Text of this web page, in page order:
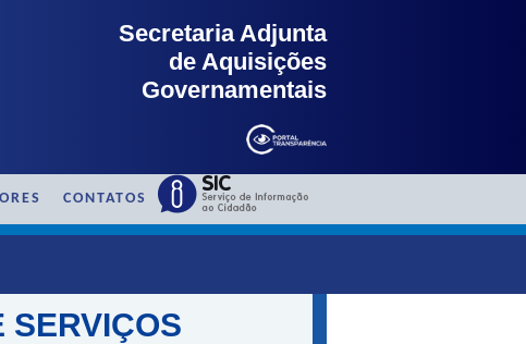
Secretaria Adjunta
de Aquisições
Governamentais
CONTATOS
SERVIÇOS